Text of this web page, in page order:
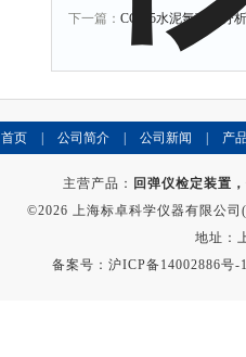
下一篇： CCL-5水泥氯离子分
首页 公司简介 公司新闻 产
主营产品： 回弹仪检定装置
©2026 上海标卓科学仪器有限公
地址：
备案号：沪ICP备14002886号-